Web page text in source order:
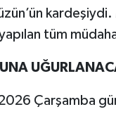
tüm
Çarşamba